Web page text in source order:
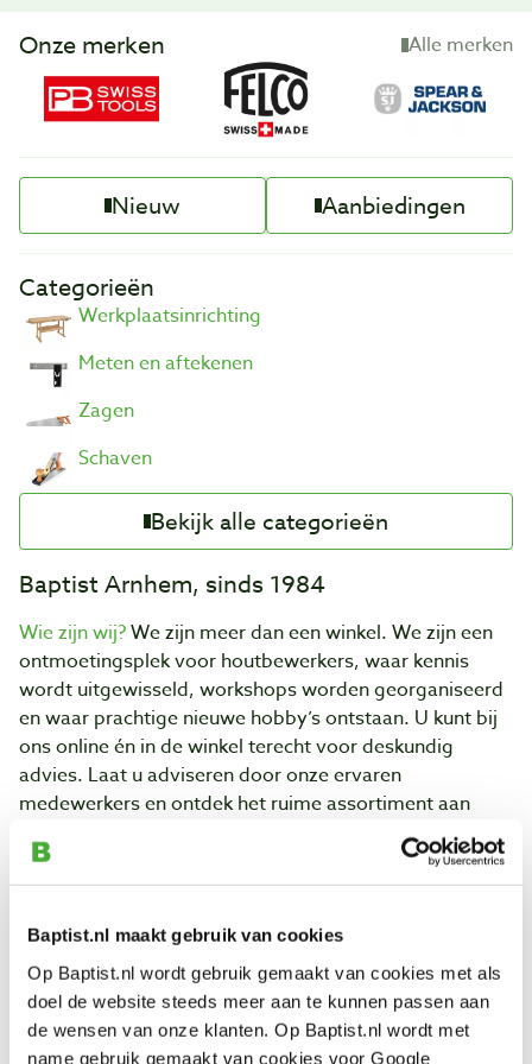
Baptist.nl maakt gebruik van cookies
Op Baptist.nl wordt gebruik gemaakt van cookies met als
doel de website steeds meer aan te kunnen passen aan
de wensen van onze klanten. Op Baptist.nl wordt met
name gebruik gemaakt van cookies voor Google
Onze merken Alle merken
Nieuw Aanbiedingen
Categorieën
Werkplaatsinrichting
Meten en aftekenen
Zagen
Schaven
Bekijk alle categorieën
Baptist Arnhem, sinds 1984
Wie zijn wij?We zijn meer dan een winkel. We zijn een
ontmoetingsplek voor houtbewerkers, waar kennis
wordt uitgewisseld, workshops worden georganiseerd
en waar prachtige nieuwe hobby’s ontstaan. U kunt bij
ons online én in de winkel terecht voor deskundig
advies. Laat u adviseren door onze ervaren
medewerkers en ontdek het ruime assortiment aan
houtdraaien , naar
het
van uw project. Het hele assortiment op
één plek!
Ruim assortiment Deskundig advies
Passie voor
Kwalitatief